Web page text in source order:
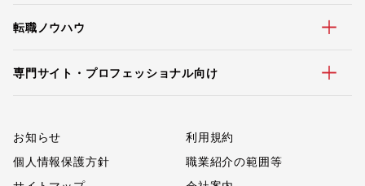
転職ノウハウ
専門サイト・プロフェッショナル向け
お知らせ
利用規約
個人情報保護方針
職業紹介の範囲等